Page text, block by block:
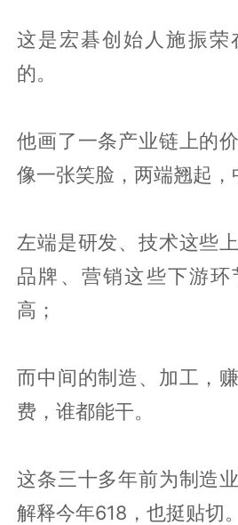
这是宏碁创始人施振荣
的。
他画了一条产业链上的
像一张笑脸，两端翘起，
左端是研发、技术这些
品牌、营销这些下游
高；
而中间的制造、加工，
费，谁都能干。
这条三十多年前为制造
解释今年618，也挺贴切。